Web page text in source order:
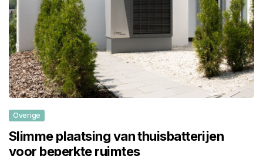
Overige
Slimme plaatsing van thuisbatterijen
voor beperkte ruimtes